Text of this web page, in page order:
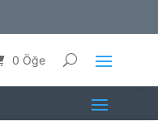
0 Öğe